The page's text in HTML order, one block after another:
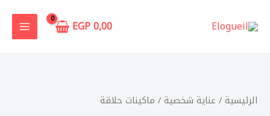
إلى
0,00
EGP
الرئيسية/ عناية شخصية/ ماكينات حلاقة